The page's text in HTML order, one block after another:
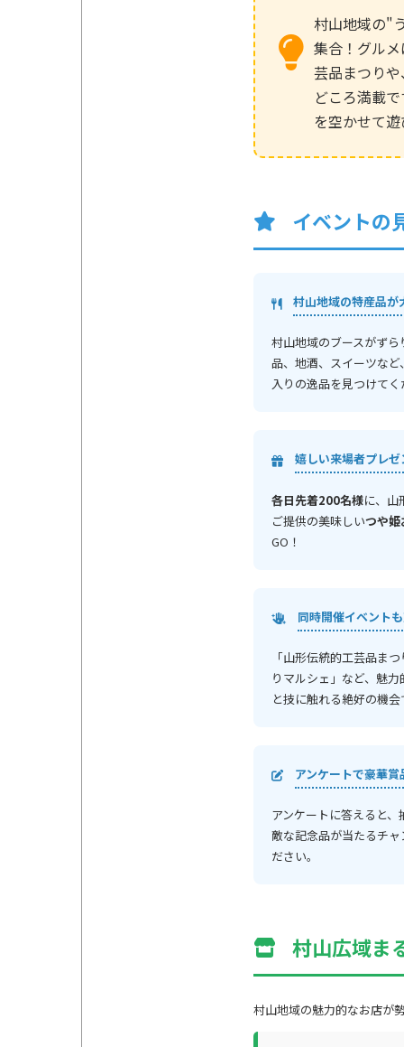
村山地域の"
集合！グル
芸品まつり
どころ満載
を空かせて
イベントの
村山地域の特産品が
村山地域のブースがず
品、地酒、スイーツな
入りの逸品を見つけて
嬉しい来場者プレゼ
各日先着200名様に、山
ご提供の美味しいつや姫
GO！
同時開催イベント
「山形伝統的工芸品ま
りマルシェ」など、魅
と技に触れる絶好の機会
アンケートで豪華賞
アンケートに答えると
敵な記念品が当たるチ
ださい。
村山広域ま
村山地域の魅力的なお店が